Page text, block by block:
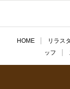
HOME リラス
ッフ